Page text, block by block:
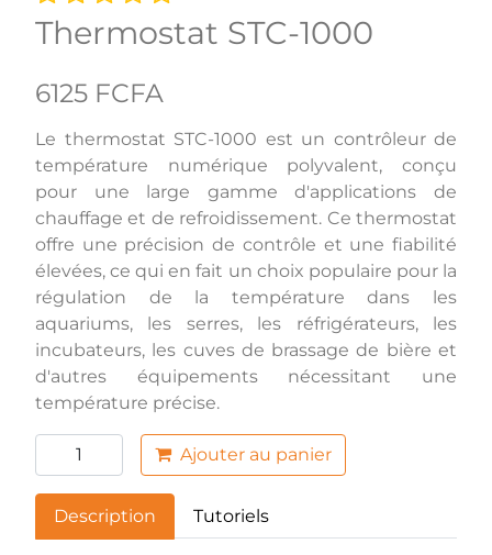
Thermostat STC-1000
6125 FCFA
Le thermostat STC-1000 est un contrôleur de
température numérique polyvalent, conçu
pour une large gamme d'applications de
chauffage et de refroidissement. Ce thermostat
offre une précision de contrôle et une fiabilité
élevées, ce qui en fait un choix populaire pour la
régulation de la température dans les
aquariums, les serres, les réfrigérateurs, les
incubateurs, les cuves de brassage de bière et
d'autres équipements nécessitant une
température précise.
Ajouter au panier
Description Tutoriels